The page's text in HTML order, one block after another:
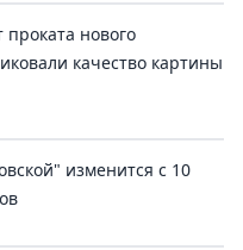
проката нового
качество картины
изменится с 10